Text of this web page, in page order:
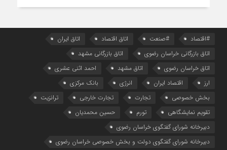
#اقتصاد #صنعت اتاق اقتصاد
اتاق ایران
اتاق بازرگانی خراسان رضوی
اتاق بازرگانی مشهد
اتاق خراسان رضوی
اتاق مشهد
احمد اثنی عشری
ارز
اقتصاد ایران انرژی
بانک مرکزی
بخش خصوصی
تجارت تجارت خارجی
ترانزیت
تقویم نمایشگاهی
تورم
حسین محمدیان
دبیرخانه شورای گفتگوی خراسان رضوی
دبیرخانه شورای گفتگوی دولت و بخش خصوصی خراسان رضوی